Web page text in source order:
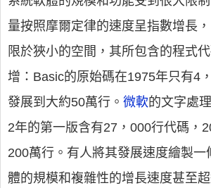
量按照摩爾定律的速度呈指數增長
限於狹小的空間，其所包含的程式
增：Basic的原始碼在1975年只有4
發展到大約50萬行。 微軟的文字處
2年的第一版含有27，000行代碼，
200萬行。有人將其發展速度繪製一
體的規模和複雜性的增長速度甚至